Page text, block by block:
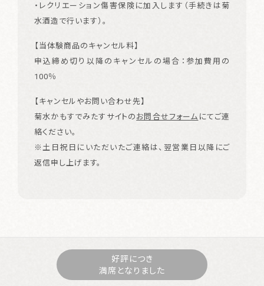
・レクリエーション傷害保険に加入します（手続きは菊
水酒造で行います）。
【当体験商品のキャンセル料】
申込締め切り以降のキャンセルの場合：参加費用の
100％
【キャンセルやお問い合わせ先】
菊水かもすでみたすサイトの お問合せフォーム にてご連
絡ください。
※土日祝日にいただいたご連絡は、翌営業日以降にご
返信申し上げます。
好評につき
満席となりました